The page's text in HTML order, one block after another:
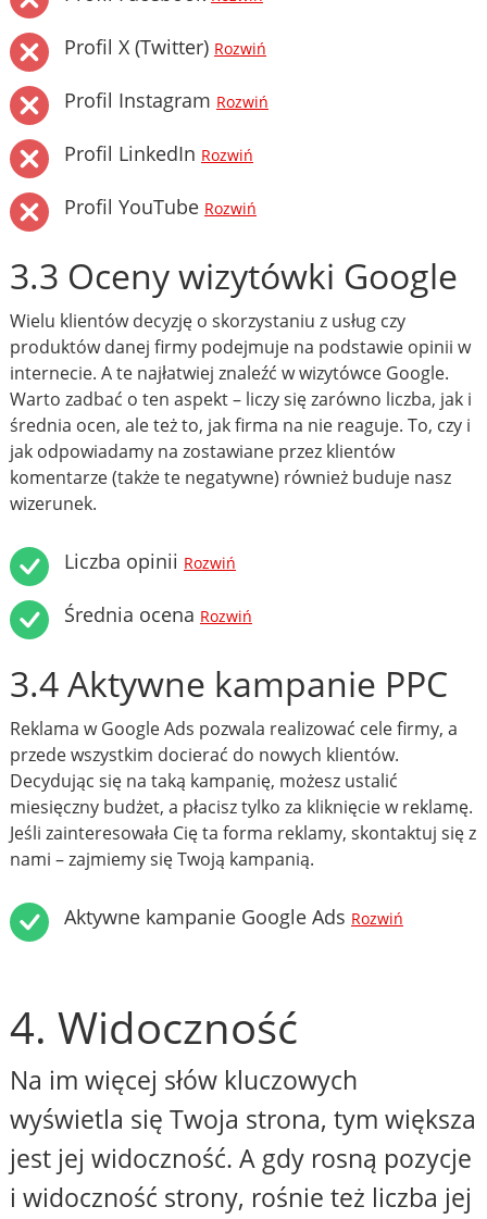
Profil X (Twitter) Rozwiń
Profil Instagram Rozwiń
Profil LinkedIn Rozwiń
Profil YouTube Rozwiń
3.3 Oceny wizytówki Google
Wielu klientów decyzję o skorzystaniu z usług czy
produktów danej firmy podejmuje na podstawie opinii w
internecie. A te najłatwiej znaleźć w wizytówce Google.
Warto zadbać o ten aspekt – liczy się zarówno liczba, jak i
średnia ocen, ale też to, jak firma na nie reaguje. To, czy i
jak odpowiadamy na zostawiane przez klientów
komentarze (także te negatywne) również buduje nasz
wizerunek.
Liczba opinii Rozwiń
Średnia ocena Rozwiń
3.4 Aktywne kampanie PPC
Reklama w Google Ads pozwala realizować cele firmy, a
przede wszystkim docierać do nowych klientów.
Decydując się na taką kampanię, możesz ustalić
miesięczny budżet, a płacisz tylko za kliknięcie w reklamę.
Jeśli zainteresowała Cię ta forma reklamy, skontaktuj się z
nami – zajmiemy się Twoją kampanią.
Aktywne kampanie Google Ads Rozwiń
4. Widoczność
Na im więcej słów kluczowych
wyświetla się Twoja strona, tym większa
jest jej widoczność. A gdy rosną pozycje
i widoczność strony, rośnie też liczba jej